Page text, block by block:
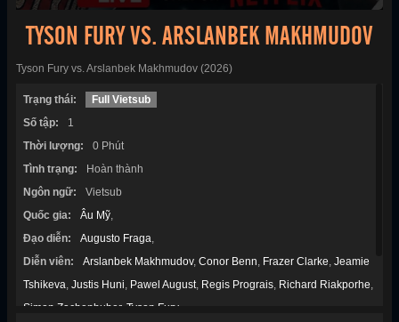
TYSON FURY VS. ARSLANBEK MAKHMUDOV
Tyson Fury vs. Arslanbek Makhmudov (2026)
Trạng thái:
Full Vietsub
Số tập:
1
Thời lượng:
0 Phút
Tình trạng:
Hoàn thành
Ngôn ngữ:
Vietsub
Quốc gia:
Âu Mỹ,
Đạo diễn:
Augusto Fraga,
Diễn viên:
Arslanbek Makhmudov, Conor Benn, Frazer Clarke, Jeamie
Tshikeva, Justis Huni, Pawel August, Regis Prograis, Richard Riakporhe,
Simon Zachenhuber, Tyson Fury,